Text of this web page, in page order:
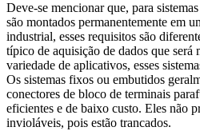
Deve-se mencionar que, para
são montados permanentemente em
industrial, esses requisitos são
típico de aquisição de dados que será
variedade de aplicativos, esses
Os sistemas fixos ou embutidos
conectores de bloco de terminais
eficientes e de baixo custo. Eles não
invioláveis, pois estão trancados.